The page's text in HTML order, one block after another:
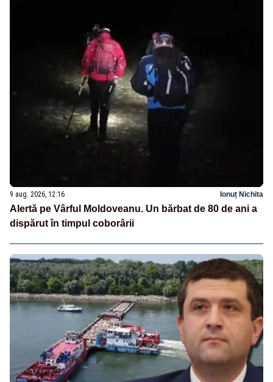
9 aug. 2026, 12:16 Ionuț Nichita
Alertă pe Vârful Moldoveanu. Un bărbat de 80 de ani a
dispărut în timpul coborârii